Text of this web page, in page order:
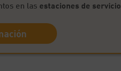
en las estaciones de servicio